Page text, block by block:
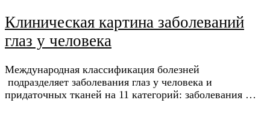
Клиническая картина заболеваний
глаз у человека
Международная классификация болезней
подразделяет заболевания глаз у человека и
придаточных тканей на 11 категорий: заболевания …